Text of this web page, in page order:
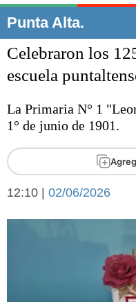
Deportes
Punta Alta.
Celebraron los
escuela
La Primaria N° 1
1° de junio de 1901.
12:10 | 02/06/2026